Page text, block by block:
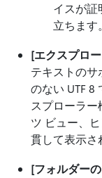
イスが証
立ちます。
[エクスプロ
テキストのサ
のない UTF 8
スプローラ
ツ ビュー、
貫して表示さ
[フォルダー